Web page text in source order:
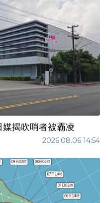
揭吹哨者被霸凌
2026.08.06 14:54